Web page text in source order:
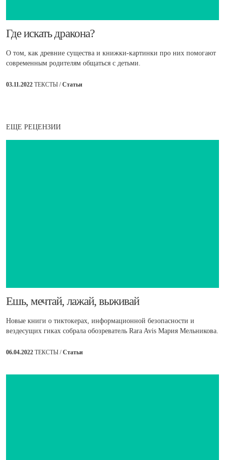
​Где искать дракона?
О том, как древние существа и книжки-картинки про них помогают
современным родителям общаться с детьми.
03.11.2022 ТЕКСТЫ /Статьи
ЕЩЕ РЕЦЕНЗИИ
Ешь, мечтай, лажай, выживай
Новые книги о тиктокерах, информационной безопасности и
вездесущих гиках собрала обозреватель Rara Avis Мария Мельникова.
06.04.2022 ТЕКСТЫ /Статьи